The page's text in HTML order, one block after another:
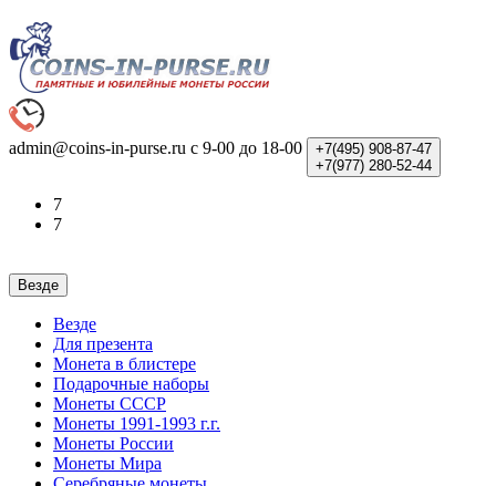
admin@coins-in-purse.ru с 9-00 до 18-00 +7(495) 908-87-47
+7(977) 280-52-44
7
7
Везде
Везде
Для презента
Монета в блистере
Подарочные наборы
Монеты СССР
Монеты 1991-1993 г.г.
Монеты России
Монеты Мира